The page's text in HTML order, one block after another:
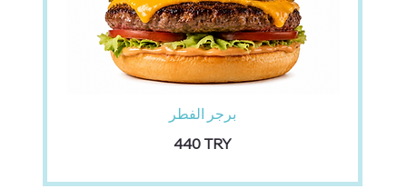
برجر الفطر
‏440 TRY